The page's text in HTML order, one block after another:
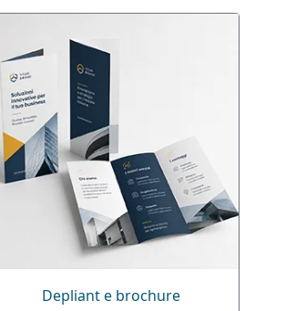
Depliant e brochure